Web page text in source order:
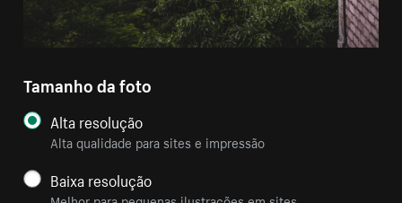
Tamanho da foto
Alta resolução
Alta qualidade para sites e impressão
Baixa resolução